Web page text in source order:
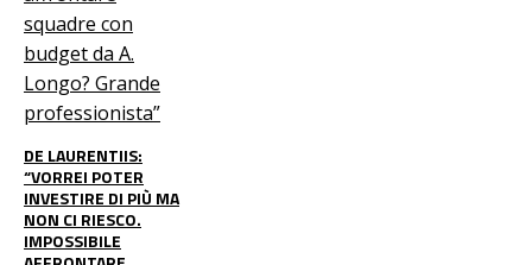
DE LAURENTIIS:
“VORREI POTER
INVESTIRE DI PIÙ MA
NON CI RIESCO.
IMPOSSIBILE